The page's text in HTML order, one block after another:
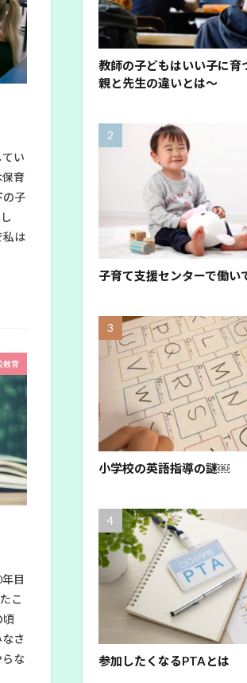
い
育
の子
私は
教育
目
こ
頃
さ
な
教師の子どもはいい子に育
親と先生の違いとは〜
子育て支援センターで働い
小学校の英語指導の謎￼
参加したくなるPTAとは